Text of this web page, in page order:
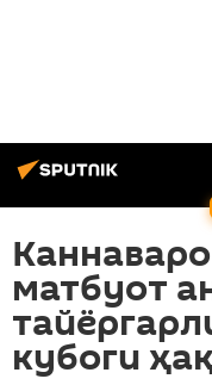
матбуот
кубоги